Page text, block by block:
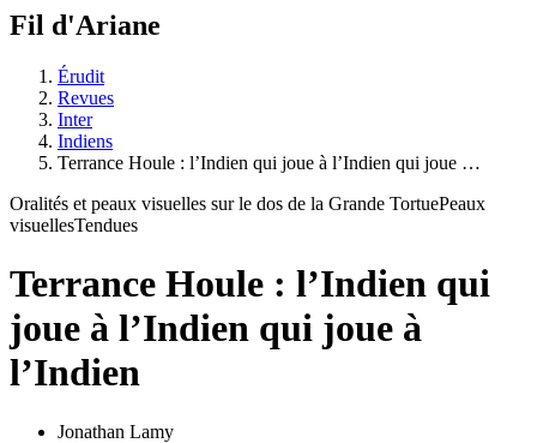
Fil d'Ariane
Érudit
Revues
Inter
Indiens
Terrance Houle : l’Indien qui joue à l’Indien qui joue …
Oralités et peaux visuelles sur le dos de la Grande TortuePeaux
visuellesTendues
Terrance Houle : l’Indien qui
joue à l’Indien qui joue à
l’Indien
Jonathan Lamy